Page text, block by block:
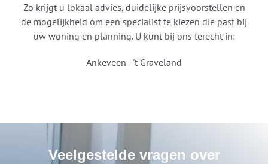
Zo krijgt u lokaal advies, duidelijke prijsvoorstellen en
de mogelijkheid om een specialist te kiezen die past bij
uw woning en planning. U kunt bij ons terecht in:
Ankeveen - 't Graveland
Veelgestelde vragen over